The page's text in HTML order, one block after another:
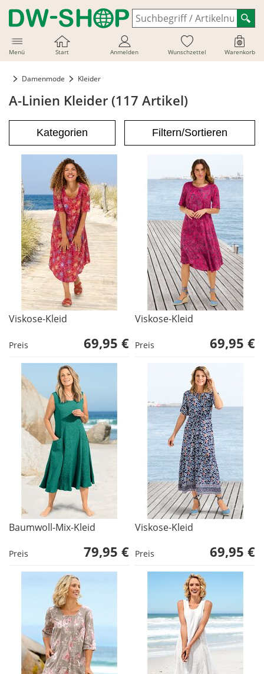
Menü Start Anmelden Wunschzettel Warenkorb
Damenmode Kleider
A-Linien Kleider (117 Artikel)
Kategorien Filtern/Sortieren
Viskose-Kleid
Preis 69,95 €
Viskose-Kleid
Preis 69,95 €
Baumwoll-Mix-Kleid
Preis 79,95 €
Viskose-Kleid
Preis 69,95 €